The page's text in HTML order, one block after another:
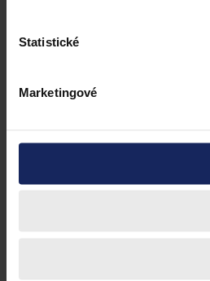
Statistické
Marketingové